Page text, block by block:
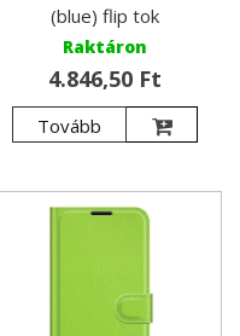
(blue) flip tok
Raktáron
4.846,50 Ft
Tovább